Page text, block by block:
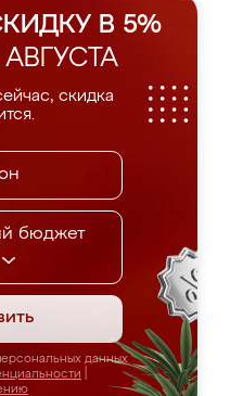
В 5%
скидка
бюджет
данных